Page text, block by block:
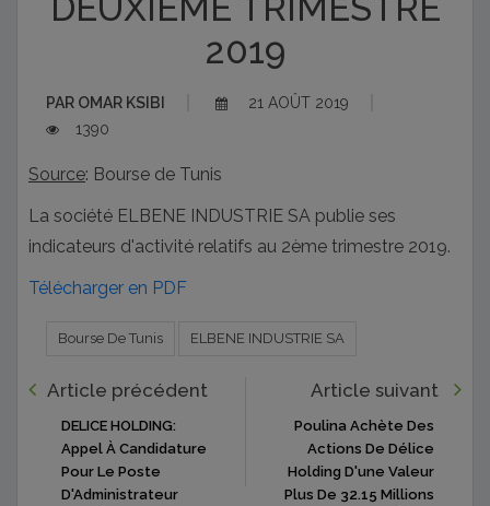
2019
PAROMAR KSIBI
21 AOÛT 2019
1390
Source: Bourse de Tunis
La société ELBENE INDUSTRIE SA publie ses
indicateurs d'activité relatifs au 2ème trimestre 2019.
Télécharger en PDF
Bourse De Tunis ELBENE INDUSTRIE SA
Article précédent
DELICE HOLDING:
Appel À Candidature
Pour Le Poste
D'Administrateur
Article suivant
Poulina Achète Des
Actions De Délice
Holding D'une Valeur
Plus De 32.15 Millions